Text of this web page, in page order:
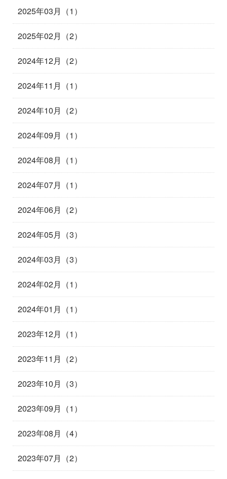
2025年03月（1）
2025年02月（2）
2024年12月（2）
2024年11月（1）
2024年10月（2）
2024年09月（1）
2024年08月（1）
2024年07月（1）
2024年06月（2）
2024年05月（3）
2024年03月（3）
2024年02月（1）
2024年01月（1）
2023年12月（1）
2023年11月（2）
2023年10月（3）
2023年09月（1）
2023年08月（4）
2023年07月（2）